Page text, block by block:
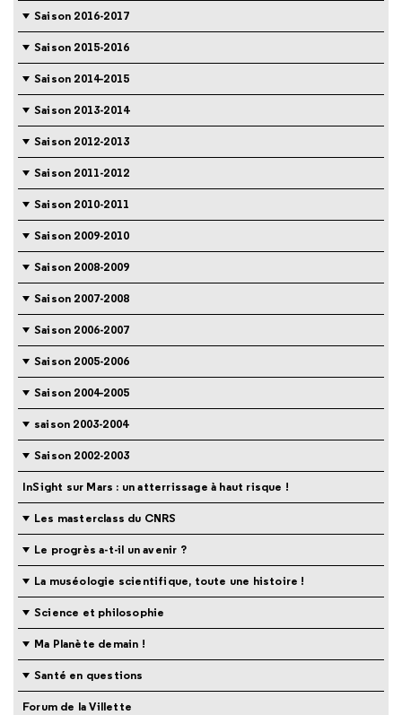
Saison 2016-2017
Saison 2015-2016
Saison 2014-2015
Saison 2013-2014
Saison 2012-2013
Saison 2011-2012
Saison 2010-2011
Saison 2009-2010
Saison 2008-2009
Saison 2007-2008
Saison 2006-2007
Saison 2005-2006
Saison 2004-2005
saison 2003-2004
Saison 2002-2003
InSight sur Mars : un atterrissage à haut risque !
Les masterclass du CNRS
Le progrès a-t-il un avenir ?
La muséologie scientifique, toute une histoire !
Science et philosophie
Ma Planète demain !
Santé en questions
Forum de la Villette